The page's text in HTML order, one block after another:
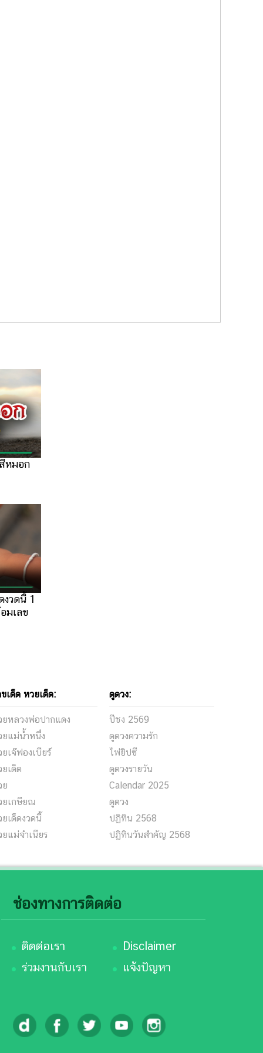
หมอก
งวดนี้ 1
มเลข
ขเด็ด หวยเด็ด:
ยหลวงพ่อปากแดง
ยแม่น้ำหนึ่ง
ยเจ๊ฟองเบียร์
ยเด็ด
ย
ยเกษียณ
ยเด็ดงวดนี้
ยแม่จำเนียร
ดูดวง:
ปีชง 2569
ดูดวงความรัก
ไพ่ยิปซี
ดูดวงรายวัน
Calendar 2025
ดูดวง
ปฏิทิน 2568
ปฏิทินวันสำคัญ 2568
ช่องทางการติดต่อ
ติดต่อเรา
Disclaimer
ร่วมงานกับเรา
แจ้งปัญหา